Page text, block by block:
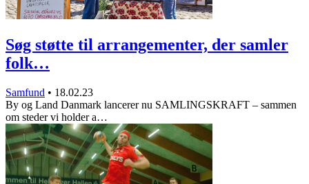
Søg støtte til arrangementer, der samler
folk…
Samfund • 18.02.23
By og Land Danmark lancerer nu SAMLINGSKRAFT – sammen
om steder vi holder a…